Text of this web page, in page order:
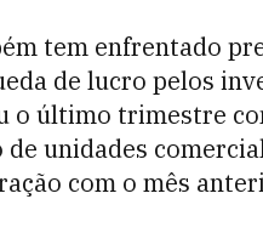
tem enfrentado
de lucro pelos
o último trimestre
unidades
com o mês